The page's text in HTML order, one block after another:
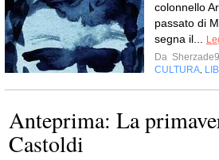
colonnello
passato di
segna il...
Da
CULTURA,
Anteprima: La
Castoldi